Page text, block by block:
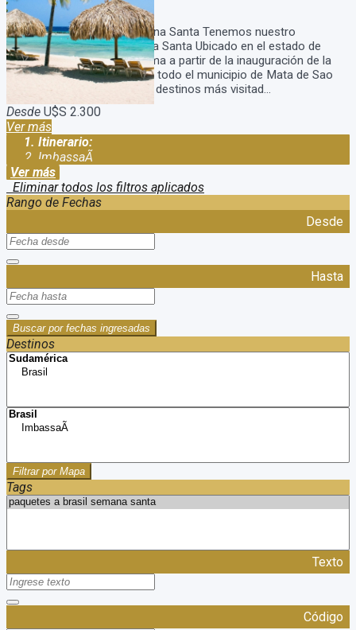
8Días 7Noches
Viaje a Imbassai en Semana Santa Tenemos nuestro
Paquete Imbassai Semana Santa Ubicado en el estado de
Bahía, Imbassaí cobró fama a partir de la inauguración de la
Línea Verde que atraviesa todo el municipio de Mata de Sao
Joao, y hoy es uno de los destinos más visitad...
Desde U$S 2.300
Ver más
Itinerario:
ImbassaÃ­
Ver más
Eliminar todos los filtros aplicados
Rango de Fechas
Desde
Hasta
Buscar por fechas ingresadas
Destinos
Filtrar por Mapa
Tags
Texto
Código